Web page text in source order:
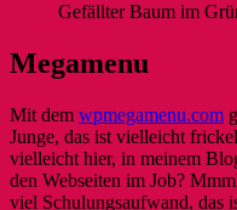
Gefällter Baum im
Megamenu
Mit dem wpmegamenu.com
Junge, das ist vielleicht
vielleicht hier, in meinem
den Webseiten im Job?
viel Schulungsaufwand, das